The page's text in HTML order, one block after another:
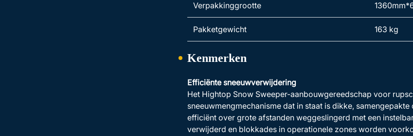
Verpakkinggrootte
Pakketgewicht 163 kg
Kenmerken
Efficiënte sneeuwverwijdering
Het Hightop Snow Sweeper-aanbouwgereedschap voor
sneeuwmengmechanisme dat in staat is dikke,
efficiënt over grote afstanden weggeslingerd met een
verwijderd en blokkades in operationele zones worden